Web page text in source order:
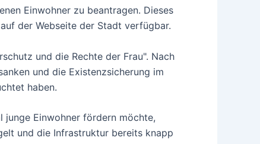
Einwohner zu beantragen. Dieses
der Webseite der Stadt verfügbar.
und die Rechte der Frau". Nach
und die Existenzsicherung im
haben.
junge Einwohner fördern möchte,
und die Infrastruktur bereits knapp